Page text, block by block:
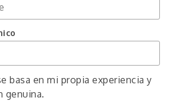
basa en mi propia experiencia y
genuina.